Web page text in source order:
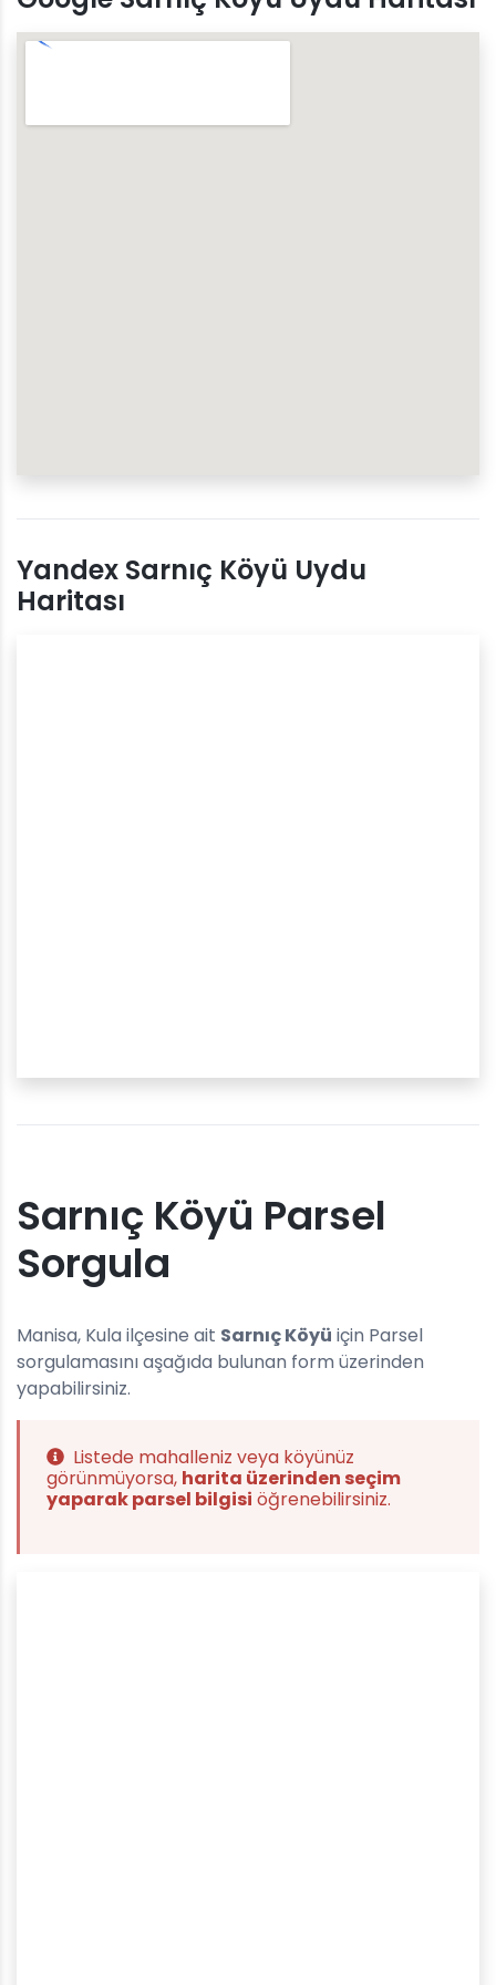
Yandex Sarnıç Köyü Uydu
Haritası
Sarnıç Köyü Parsel
Sorgula
Manisa, Kula ilçesine ait Sarnıç Köyü için Parsel
sorgulamasını aşağıda bulunan form üzerinden
yapabilirsiniz.
Listede mahalleniz veya köyünüz
görünmüyorsa, harita üzerinden seçim
yaparak parsel bilgisi öğrenebilirsiniz.